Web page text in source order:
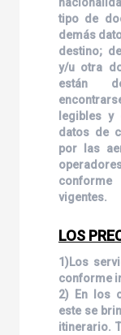
tipo de
demás
destino;
y/u otra
están
legibles y
datos de
por las
vigentes.
LOS
1)Los
conforme
2) En los
este se
itinerario.